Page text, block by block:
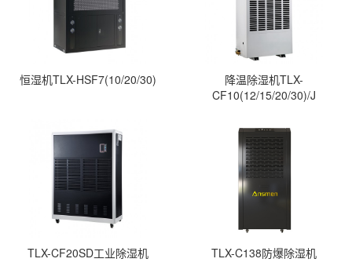
恒湿机TLX-HSF7(10/20/30)
降温除湿机TLX-
CF10(12/15/20/30)/J
TLX-CF20SD工业除湿机 TLX-C138防爆除湿机